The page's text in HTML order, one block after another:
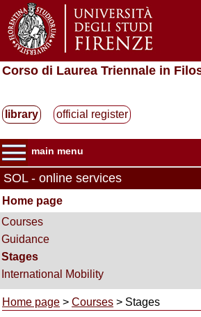
Corso di Laurea Triennale in
library official register
main menu
SOL - online services
Home page
Courses
Guidance
Stages
International Mobility
Home page > Courses > Stages